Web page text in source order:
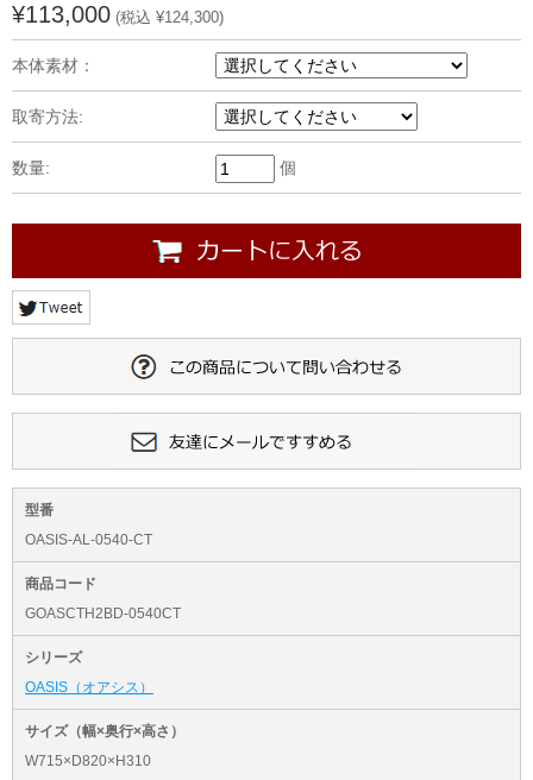
¥113,000 (税込 ¥124,300)
本体素材：
取寄方法:
数量: 個
型番
OASIS-AL-0540-CT
商品コード
GOASCTH2BD-0540CT
シリーズ
OASIS（オアシス）
サイズ（幅×奥行×高さ）
W715×D820×H310